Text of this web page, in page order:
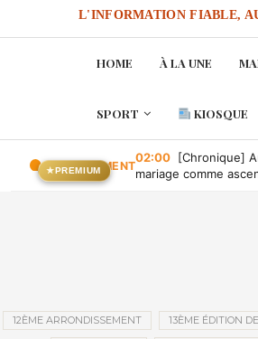
L'INFORMATION FIABLE,
HOME À LA UNE
SPORT KIOSQUE
EN CE MOMENT
★PREMIUM
02:00 [Chronique]
mariage comme
12ÈME ARRONDISSEMENT 13ÈME ÉDITION